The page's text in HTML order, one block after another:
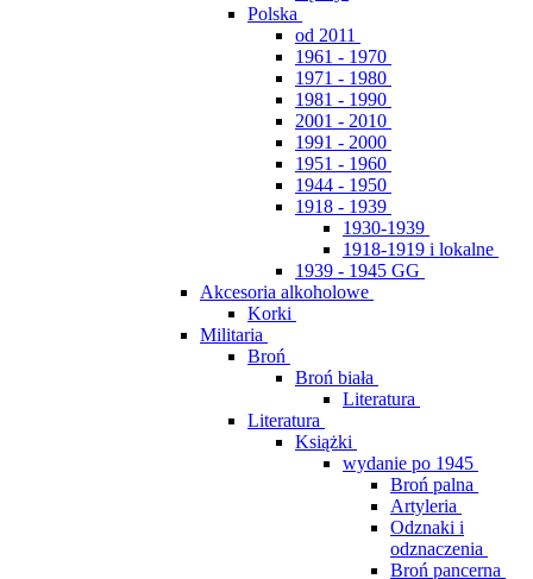
Polska
od 2011
1961 - 1970
1971 - 1980
1981 - 1990
2001 - 2010
1991 - 2000
1951 - 1960
1944 - 1950
1918 - 1939
1930-1939
1918-1919 i lokalne
1939 - 1945 GG
Akcesoria alkoholowe
Korki
Militaria
Broń
Broń biała
Literatura
Literatura
Książki
wydanie po 1945
Broń palna
Artyleria
Odznaki i
odznaczenia
Broń pancerna